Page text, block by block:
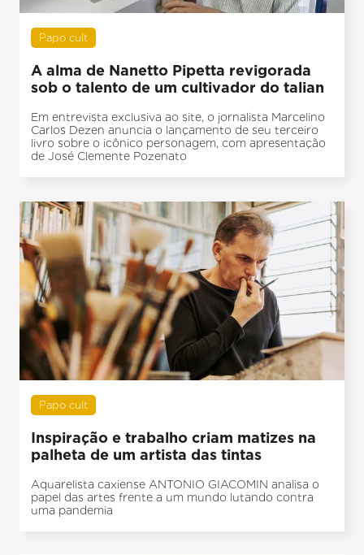
Papo cult
A alma de Nanetto Pipetta revigorada
sob o talento de um cultivador do talian
Em entrevista exclusiva ao site, o jornalista Marcelino
Carlos Dezen anuncia o lançamento de seu terceiro
livro sobre o icônico personagem, com apresentação
de José Clemente Pozenato
Papo cult
Inspiração e trabalho criam matizes na
palheta de um artista das tintas
Aquarelista caxiense ANTONIO GIACOMIN analisa o
papel das artes frente a um mundo lutando contra
uma pandemia